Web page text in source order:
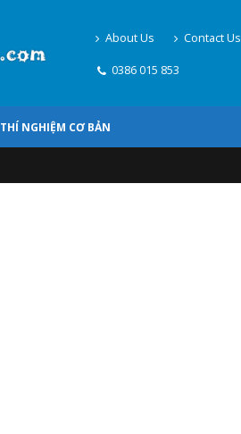
About Us Contact Us
0386 015 853
THÍ NGHIỆM CƠ BẢN